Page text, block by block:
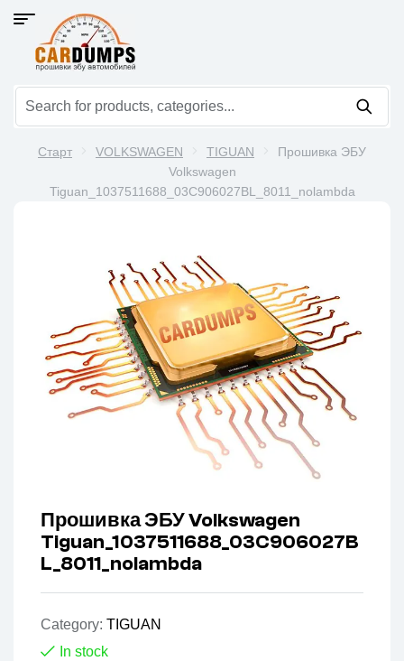
Старт VOLKSWAGEN TIGUAN
Прошивка ЭБУ
Volkswagen
Tiguan_1037511688_03C906027BL_8011_nolambda
Прошивка ЭБУ Volkswagen
Tiguan_1037511688_03C906027B
L_8011_nolambda
Category: TIGUAN
In stock